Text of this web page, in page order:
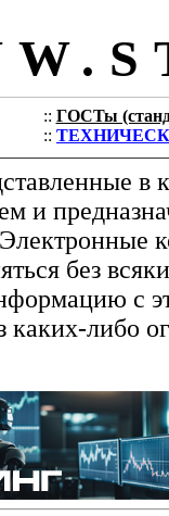
:: ГОСТы
::
в
и
без
с
каких-либо